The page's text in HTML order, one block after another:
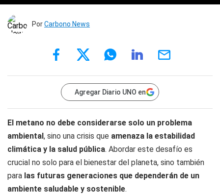
PorCarbono News
Agregar Diario UNO en
El metano no debe considerarse solo un problema
ambiental, sino una crisis que amenaza la estabilidad
climática y la salud pública. Abordar este desafío es
crucial no solo para el bienestar del planeta, sino también
para las futuras generaciones que dependerán de un
ambiente saludable y sostenible.